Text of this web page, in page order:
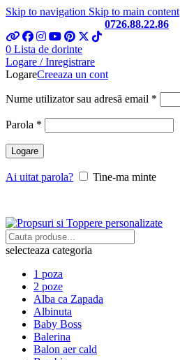
Skip to navigation Skip to main content
0726.88.22.86
0 Lista de dorinte
Logare / Inregistrare
LogareCreeaza un cont
Nume utilizator sau adresă email *
Parola *
Logare
Ai uitat parola? Tine-ma minte
selecteaza categoria
1 poza
2 poze
Alba ca Zapada
Albinuta
Baby Boss
Balerina
Balon aer cald